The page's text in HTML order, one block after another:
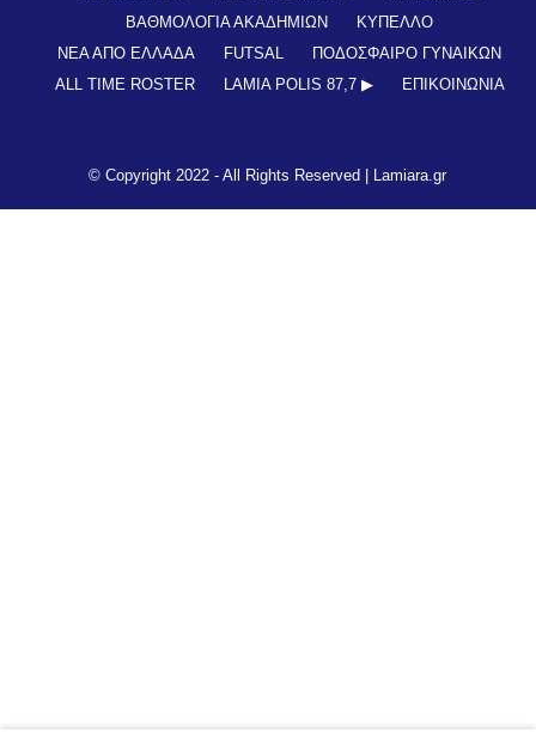
ΒΑΘΜΟΛΟΓΙΑ ΑΚΑΔΗΜΙΩΝ
ΚΥΠΕΛΛΟ
ΝΕΑ ΑΠΟ ΕΛΛΑΔΑ
FUTSAL
ΠΟΔΟΣΦΑΙΡΟ ΓΥΝΑΙΚΩΝ
ALL TIME ROSTER
LAMIA POLIS 87,7 ▶︎ ΕΠΙΚΟΙΝΩΝΊΑ
© Copyright 2022 - All Rights Reserved | Lamiara.gr